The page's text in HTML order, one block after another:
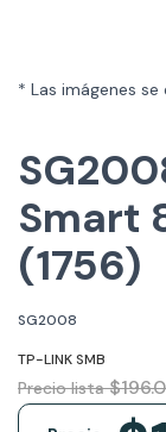
* Las imágenes
Smart
(1756)
SG2008
TP-LINK SMB
Precio lista